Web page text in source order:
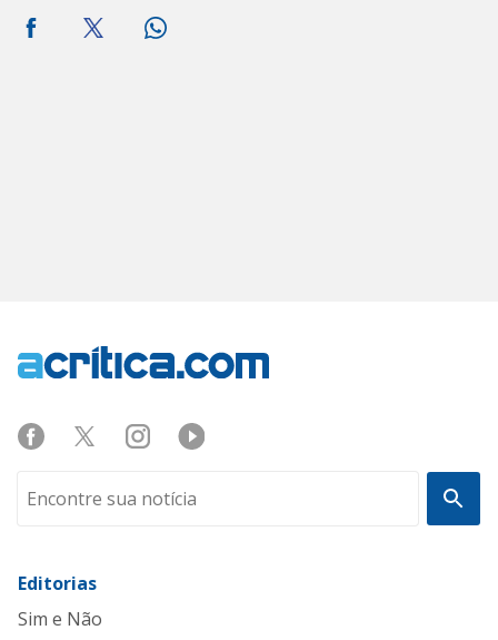
Editorias
Sim e Não